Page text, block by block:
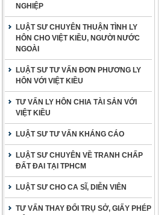
NGHIỆP
LUẬT SƯ CHUYÊN THUẬN TÌNH LY
HÔN CHO VIỆT KIỀU, NGƯỜI NƯỚC
NGOÀI
LUẬT SƯ TƯ VẤN ĐƠN PHƯƠNG LY
HÔN VỚI VIỆT KIỀU
TƯ VẤN LY HÔN CHIA TÀI SẢN VỚI
VIỆT KIỀU
LUẬT SƯ TƯ VẤN KHÁNG CÁO
LUẬT SƯ CHUYÊN VỀ TRANH CHẤP
ĐẤT ĐAI TẠI TPHCM
LUẬT SƯ CHO CA SĨ, DIỄN VIÊN
TƯ VẤN THAY ĐỔI TRỤ SỞ, GIẤY PHÉP